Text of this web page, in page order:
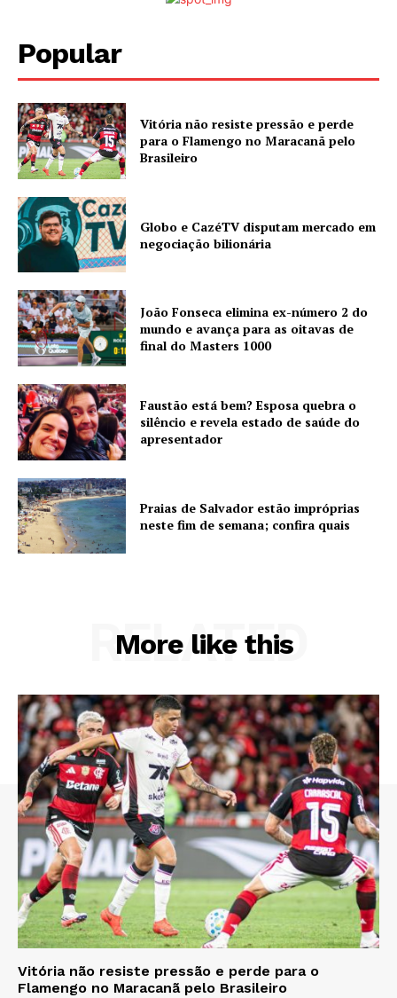
Popular
Vitória não resiste pressão e perde
para o Flamengo no Maracanã pelo
Brasileiro
Globo e CazéTV disputam mercado em
negociação bilionária
João Fonseca elimina ex-número 2 do
mundo e avança para as oitavas de
final do Masters 1000
Faustão está bem? Esposa quebra o
silêncio e revela estado de saúde do
apresentador
Praias de Salvador estão impróprias
neste fim de semana; confira quais
More like this
RELATED
Vitória não resiste pressão e perde para o
Flamengo no Maracanã pelo Brasileiro